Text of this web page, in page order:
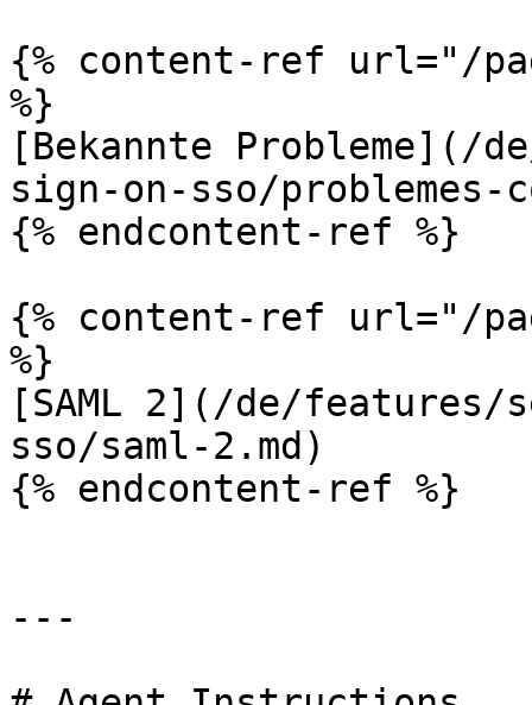
{% content-ref url="/
%}
[Bekannte
sign-on-sso/problemes-
{% endcontent-ref %}
{% content-ref url="/
%}
[SAML 2](/de/
sso/saml-2.md)
{% endcontent-ref %}
---